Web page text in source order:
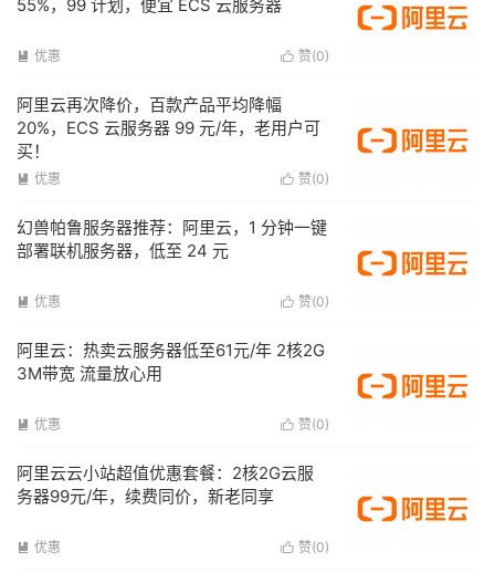
55%，99 计划，便宜 ECS 云服务器
 赞(0)
 优惠
阿里云再次降价，百款产品平均降幅
20%，ECS 云服务器 99 元/年，老用户可
买！
 赞(0)
 优惠
幻兽帕鲁服务器推荐：阿里云，1 分钟一键
部署联机服务器，低至 24 元
 赞(0)
 优惠
阿里云：热卖云服务器低至61元/年 2核2G
3M带宽 流量放心用
 赞(0)
 优惠
阿里云云小站超值优惠套餐：2核2G云服
务器99元/年，续费同价，新老同享
 赞(0)
 优惠